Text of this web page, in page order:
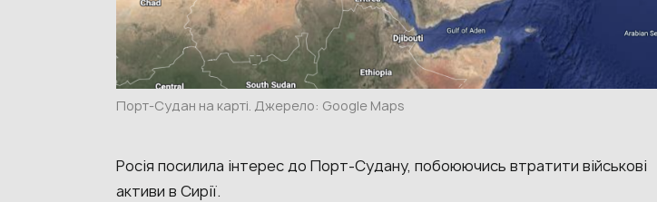
Порт-Судан на карті. Джерело: Google Maps
Росія посилила інтерес до Порт-Судану, побоюючись втратити військові
активи в Сирії.